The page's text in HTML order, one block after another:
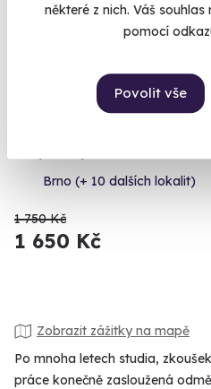
některé z nich. Váš
pomocí
Povolit vše
Brno (+ 10 dalších lokalit)
1 750 Kč
1 650 Kč
Zobrazit zážitky na mapě
Po mnoha letech studia,
práce konečně zasloužená